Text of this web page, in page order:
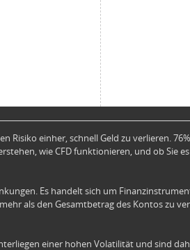
einher, schnell Geld zu verlieren.
wie CFD funktionieren, und ob Sie
Es handelt sich um
als den Gesamtbetrag des Kontos zu
einer hohen Volatilität und sind